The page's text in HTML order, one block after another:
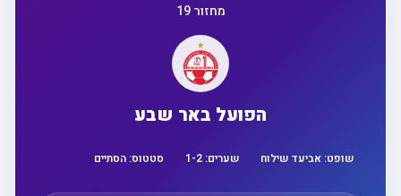
מחזור 19
הפועל באר שבע
שופט:אביעד שילוח שערים: 1 -2 סטטוס:הסתיים